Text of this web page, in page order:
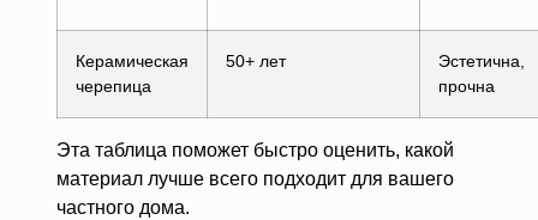
Керамическая
черепица
50+ лет
Эстетична,
прочна
Эта таблица поможет быстро оценить, какой
материал лучше всего подходит для вашего
частного дома.